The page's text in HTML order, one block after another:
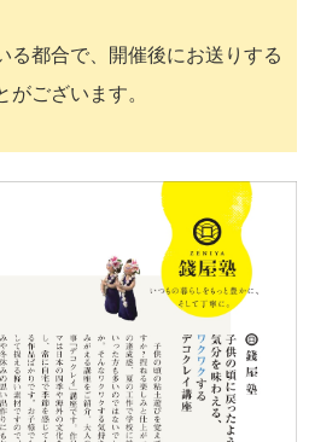
る都合で、開催後にお送りする
ございます。